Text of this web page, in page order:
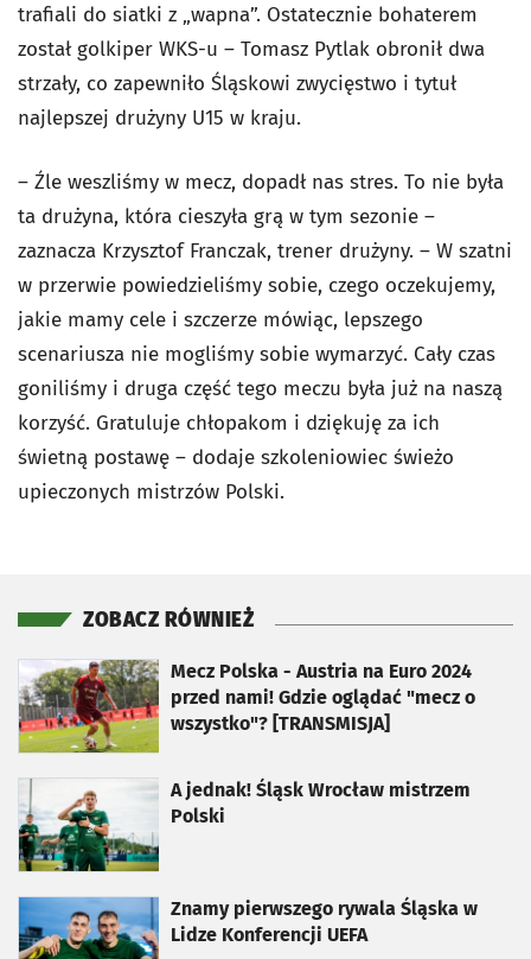
trafiali do siatki z „wapna”. Ostatecznie bohaterem
został golkiper WKS-u – Tomasz Pytlak obronił dwa
strzały, co zapewniło Śląskowi zwycięstwo i tytuł
najlepszej drużyny U15 w kraju.
– Źle weszliśmy w mecz, dopadł nas stres. To nie była
ta drużyna, która cieszyła grą w tym sezonie –
zaznacza Krzysztof Franczak, trener drużyny. – W szatni
w przerwie powiedzieliśmy sobie, czego oczekujemy,
jakie mamy cele i szczerze mówiąc, lepszego
scenariusza nie mogliśmy sobie wymarzyć. Cały czas
goniliśmy i druga część tego meczu była już na naszą
korzyść. Gratuluje chłopakom i dziękuję za ich
świetną postawę – dodaje szkoleniowiec świeżo
upieczonych mistrzów Polski.
ZOBACZ RÓWNIEŻ
Mecz Polska - Austria na Euro 2024
przed nami! Gdzie oglądać "mecz o
wszystko"? [TRANSMISJA]
otworzy się w nowej karcie
A jednak! Śląsk Wrocław mistrzem
Polski
otworzy się w nowej karcie
Znamy pierwszego rywala Śląska w
Lidze Konferencji UEFA
otworzy się w nowej karcie